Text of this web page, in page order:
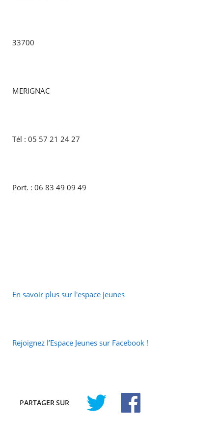
33700
MERIGNAC
Tél : 05 57 21 24 27
Port. : 06 83 49 09 49
En savoir plus sur l'espace jeunes
Rejoignez l’Espace Jeunes sur Facebook !
PARTAGERSUR